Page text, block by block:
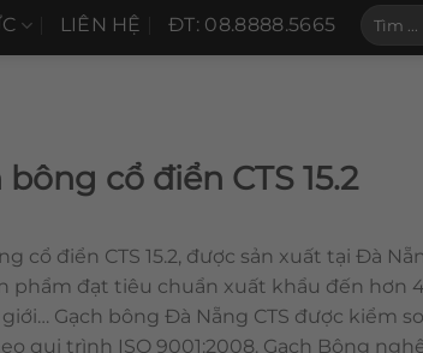
LIÊN HỆ ĐT: 08.8888.5665
Tìm
bông cổ điển CTS 15.2
cổ điển CTS 15.2, được sản xuất tại Đà
phẩm đạt tiêu chuẩn xuất khẩu đến hơn
Gạch bông Đà Nẵng CTS được kiểm
qui trình ISO 9001:2008. Gạch Bông